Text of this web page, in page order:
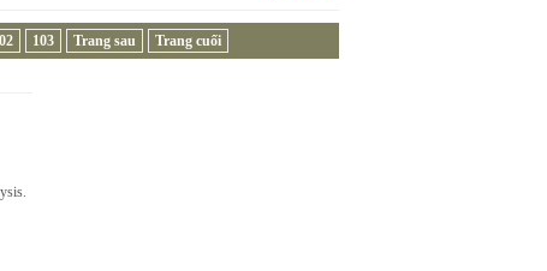
103 Trang sau Trang cuối